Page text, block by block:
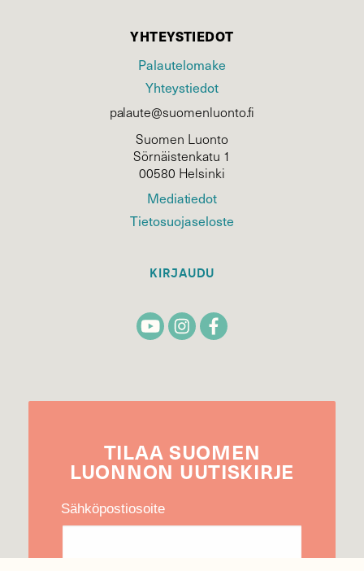
YHTEYSTIEDOT
Palautelomake
Yhteystiedot
palaute@suomenluonto.fi
Suomen Luonto
Sörnäistenkatu 1
00580 Helsinki
Mediatiedot
Tietosuojaseloste
KIRJAUDU
TILAA SUOMEN
LUONNON UUTIS­KIRJE
Sähköpostiosoite